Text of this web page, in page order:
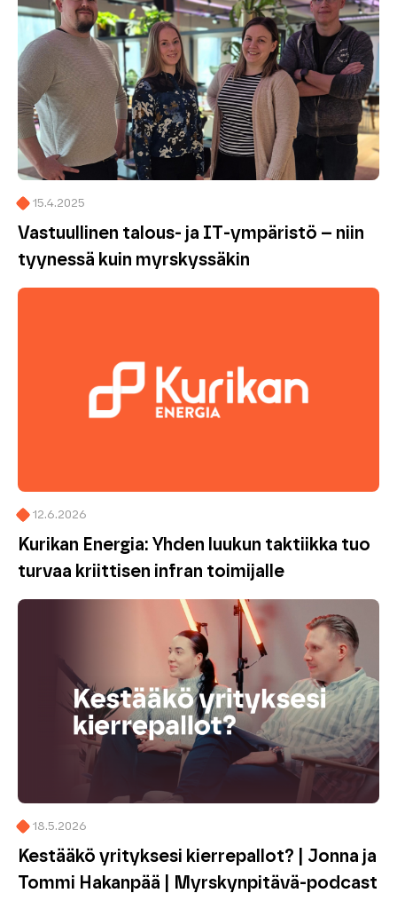
15.4.2025
Vastuullinen talous- ja IT-ympäristö – niin
tyynessä kuin myrskyssäkin
12.6.2026
Kurikan Energia: Yhden luukun taktiikka tuo
turvaa kriittisen infran toimijalle
18.5.2026
Kestääkö yrityksesi kierrepallot? | Jonna ja
Tommi Hakanpää | Myrskynpitävä-podcast